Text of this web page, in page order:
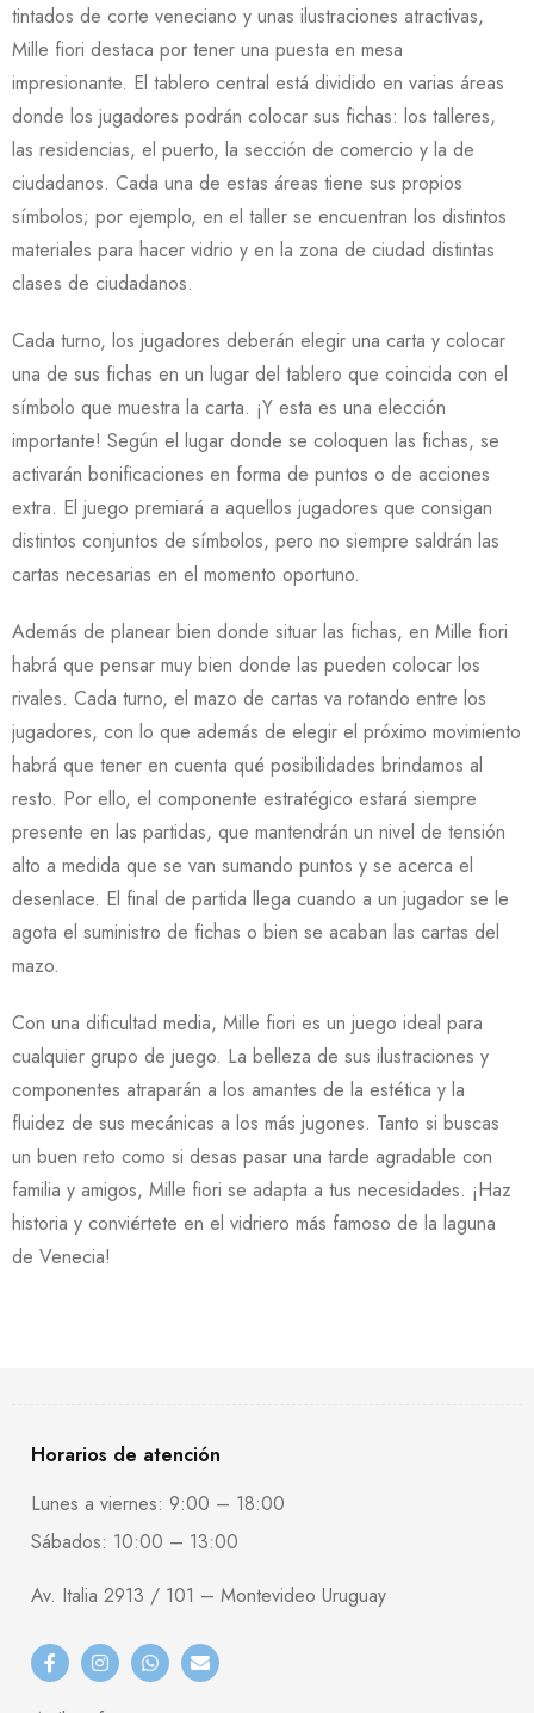
tintados de corte veneciano y unas ilustraciones atractivas,
Mille fiori destaca por tener una puesta en mesa
impresionante. El tablero central está dividido en varias áreas
donde los jugadores podrán colocar sus fichas: los talleres,
las residencias, el puerto, la sección de comercio y la de
ciudadanos. Cada una de estas áreas tiene sus propios
símbolos; por ejemplo, en el taller se encuentran los distintos
materiales para hacer vidrio y en la zona de ciudad distintas
clases de ciudadanos.
Cada turno, los jugadores deberán elegir una carta y colocar
una de sus fichas en un lugar del tablero que coincida con el
símbolo que muestra la carta. ¡Y esta es una elección
importante! Según el lugar donde se coloquen las fichas, se
activarán bonificaciones en forma de puntos o de acciones
extra. El juego premiará a aquellos jugadores que consigan
distintos conjuntos de símbolos, pero no siempre saldrán las
cartas necesarias en el momento oportuno.
Además de planear bien donde situar las fichas, en Mille fiori
habrá que pensar muy bien donde las pueden colocar los
rivales. Cada turno, el mazo de cartas va rotando entre los
jugadores, con lo que además de elegir el próximo movimiento
habrá que tener en cuenta qué posibilidades brindamos al
resto. Por ello, el componente estratégico estará siempre
presente en las partidas, que mantendrán un nivel de tensión
alto a medida que se van sumando puntos y se acerca el
desenlace. El final de partida llega cuando a un jugador se le
agota el suministro de fichas o bien se acaban las cartas del
mazo.
Con una dificultad media, Mille fiori es un juego ideal para
cualquier grupo de juego. La belleza de sus ilustraciones y
componentes atraparán a los amantes de la estética y la
fluidez de sus mecánicas a los más jugones. Tanto si buscas
un buen reto como si desas pasar una tarde agradable con
familia y amigos, Mille fiori se adapta a tus necesidades. ¡Haz
historia y conviértete en el vidriero más famoso de la laguna
de Venecia!
Horarios de atención
Lunes a viernes: 9:00 – 18:00
Sábados: 10:00 – 13:00
Av. Italia 2913 / 101 – Montevideo Uruguay